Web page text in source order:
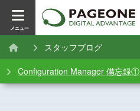
メニュー
スタッフブログ
Configuration Manager 備忘録①